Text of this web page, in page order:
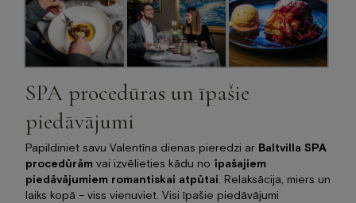
SPA procedūras un īpašie
piedāvājumi
Papildiniet savu Valentīna dienas pieredzi ar Baltvilla SPA
procedūrām vai izvēlieties kādu no īpašajiem
piedāvājumiem romantiskai atpūtai . Relaksācija, miers un
laiks kopā – viss vienuviet. Visi īpašie piedāvājumi